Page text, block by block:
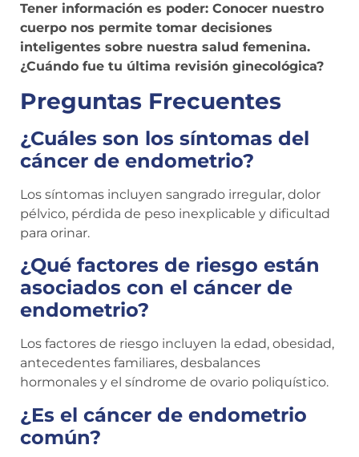
Tener información es poder: Conocer nuestro
cuerpo nos permite tomar decisiones
inteligentes sobre nuestra salud femenina.
¿Cuándo fue tu última revisión ginecológica?
Preguntas Frecuentes
¿Cuáles son los síntomas del
cáncer de endometrio?
Los síntomas incluyen sangrado irregular, dolor
pélvico, pérdida de peso inexplicable y dificultad
para orinar.
¿Qué factores de riesgo están
asociados con el cáncer de
endometrio?
Los factores de riesgo incluyen la edad, obesidad,
antecedentes familiares, desbalances
hormonales y el síndrome de ovario poliquístico.
¿Es el cáncer de endometrio
común?